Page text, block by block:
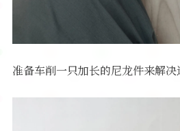
准备车削一只加长的尼龙件来解决